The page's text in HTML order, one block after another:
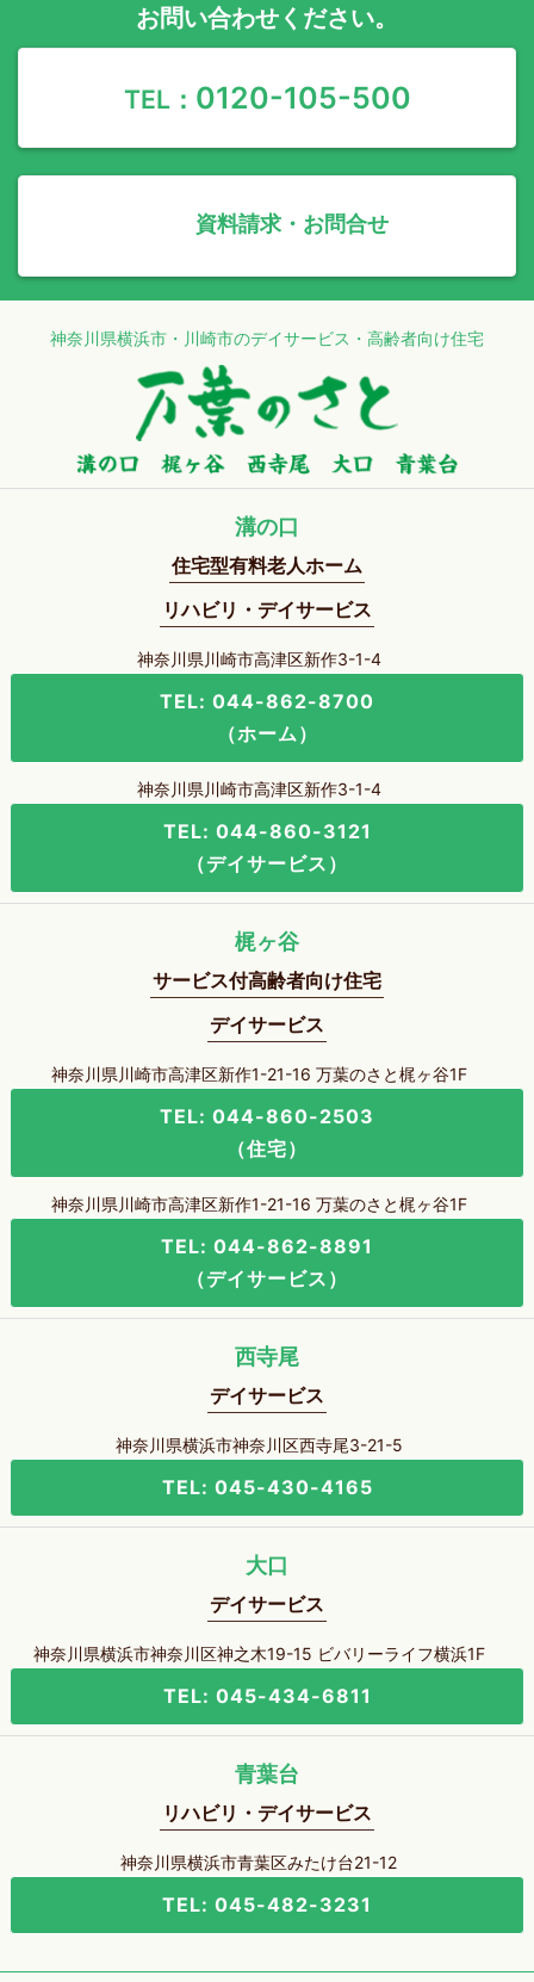
お問い合わせください。
TEL： 0120-105-500
資料請求・お問合せ
神奈川県横浜市・川崎市のデイサービス・高齢者向け住宅
溝の口
住宅型有料老人ホーム
リハビリ・デイサービス
神奈川県川崎市高津区新作3-1-4
TEL: 044-862-8700
（ホーム）
神奈川県川崎市高津区新作3-1-4
TEL: 044-860-3121
（デイサービス）
梶ヶ谷
サービス付高齢者向け住宅
デイサービス
神奈川県川崎市高津区新作1-21-16 万葉のさと梶ヶ谷1F
TEL: 044-860-2503
（住宅）
神奈川県川崎市高津区新作1-21-16 万葉のさと梶ヶ谷1F
TEL: 044-862-8891
（デイサービス）
西寺尾
デイサービス
神奈川県横浜市神奈川区西寺尾3-21-5
TEL: 045-430-4165
大口
デイサービス
神奈川県横浜市神奈川区神之木19-15 ビバリーライフ横浜1F
TEL: 045-434-6811
青葉台
リハビリ・デイサービス
神奈川県横浜市青葉区みたけ台21-12
TEL: 045-482-3231